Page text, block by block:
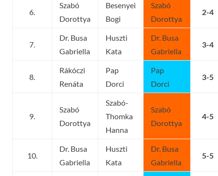
6.
Szabó
Dorottya
Besenyei
Bogi
Szabó
Dorottya
2-4
7.
Dr. Busa
Gabriella
Huszti
Kata
Dr. Busa
Gabriella
3-4
8.
Rákóczi
Renáta
Pap
Dorci
Pap
Dorci
3-5
9.
Szabó
Dorottya
Szabó-
Thomka
Hanna
Szabó
Dorottya
4-5
10.
Dr. Busa
Gabriella
Huszti
Kata
Dr. Busa
Gabriella
5-5